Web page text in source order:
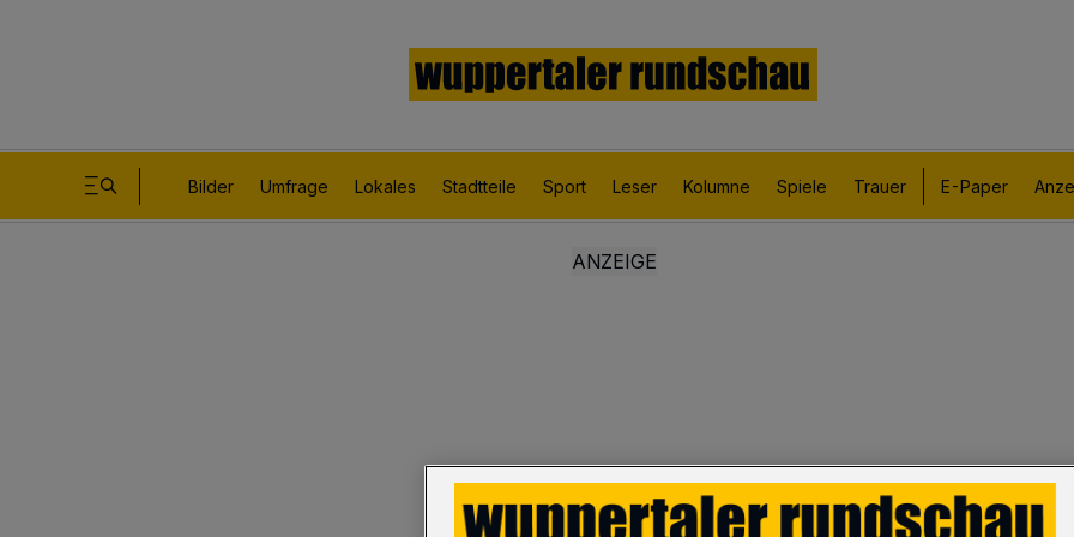
Bilder Umfrage Lokales Stadtteile Sport Leser Kolumne Spiele Trauer E-Paper